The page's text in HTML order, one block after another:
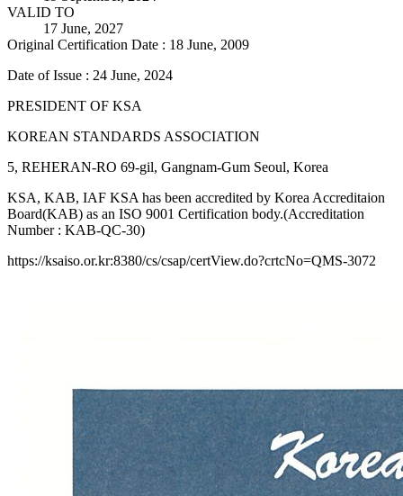
VALID TO
17 June, 2027
Original Certification Date : 18 June, 2009
Date of Issue : 24 June, 2024
PRESIDENT OF KSA
KOREAN STANDARDS ASSOCIATION
5, REHERAN-RO 69-gil, Gangnam-Gum Seoul, Korea
KSA, KAB, IAF KSA has been accredited by Korea Accreditaion
Board(KAB) as an ISO 9001 Certification body.(Accreditation
Number : KAB-QC-30)
https://ksaiso.or.kr:8380/cs/csap/certView.do?crtcNo=QMS-3072